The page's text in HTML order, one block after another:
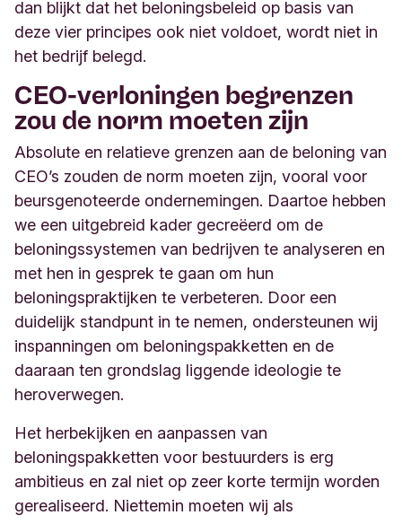
dan blijkt dat het beloningsbeleid op basis van
deze vier principes ook niet voldoet, wordt niet in
het bedrijf belegd.
CEO-verloningen begrenzen
zou de norm moeten zijn
Absolute en relatieve grenzen aan de beloning van
CEO’s zouden de norm moeten zijn, vooral voor
beursgenoteerde ondernemingen. Daartoe hebben
we een uitgebreid kader gecreëerd om de
beloningssystemen van bedrijven te analyseren en
met hen in gesprek te gaan om hun
beloningspraktijken te verbeteren. Door een
duidelijk standpunt in te nemen, ondersteunen wij
inspanningen om beloningspakketten en de
daaraan ten grondslag liggende ideologie te
heroverwegen.
Het herbekijken en aanpassen van
beloningspakketten voor bestuurders is erg
ambitieus en zal niet op zeer korte termijn worden
gerealiseerd. Niettemin moeten wij als